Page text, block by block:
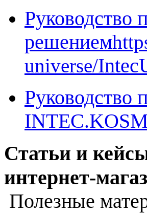
Руководство
решением
universe/I
Руководство
Статьи и
интернет-
Полезные